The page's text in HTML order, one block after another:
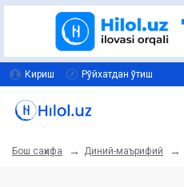
Кириш Рўйхатдан ўтиш
Бош саҳифа Диний-маърифий